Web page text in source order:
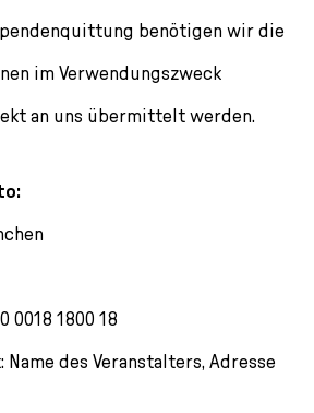
benötigen wir die
im Verwendungszweck
an uns übermittelt werden.
0018 1800 18
des Veranstalters, Adresse